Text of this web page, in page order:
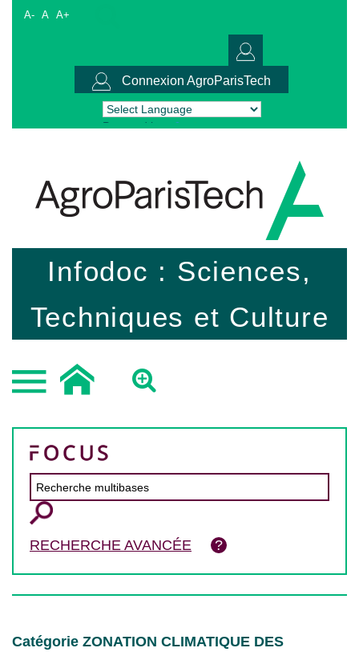
A- A A+
Connexion AgroParisTech
Powered by Translate
Infodoc : Sciences,
Techniques et Culture
RECHERCHE AVANCÉE
Catégorie ZONATION CLIMATIQUE DES